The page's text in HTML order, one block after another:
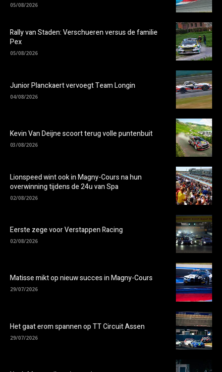
05/08/2026
Rally van Staden: Verschueren versus de familie
Pex
05/08/2026
Junior Planckaert vervoegt Team Longin
04/08/2026
Kevin Van Deijne scoort terug volle puntenbuit
03/08/2026
Lionspeed wint ook in Magny-Cours na hun
overwinning tijdens de 24u van Spa
02/08/2026
Eerste zege voor Verstappen Racing
02/08/2026
Matisse mikt op nieuw succes in Magny-Cours
29/07/2026
Het gaat erom spannen op TT Circuit Assen
29/07/2026